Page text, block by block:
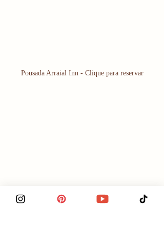
Pousada Arraial Inn - Clique para reservar